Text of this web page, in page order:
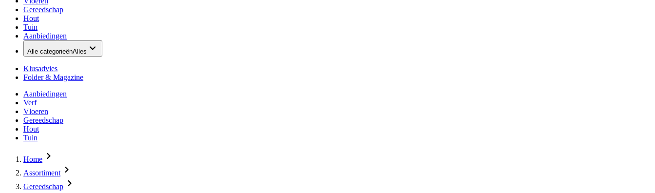
Gereedschap
Hout
Tuin
Aanbiedingen
Alle categorieënAlles
Klusadvies
Folder & Magazine
Aanbiedingen
Verf
Vloeren
Gereedschap
Hout
Tuin
Home
Assortiment
Gereedschap